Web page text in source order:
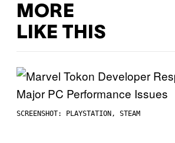
MORE
LIKE THIS
SCREENSHOT: PLAYSTATION, STEAM